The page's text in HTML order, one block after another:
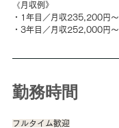
《月収例》
・1年目／月収235,200円～
・3年目／月収252,000円～
勤務時間
フルタイム歓迎